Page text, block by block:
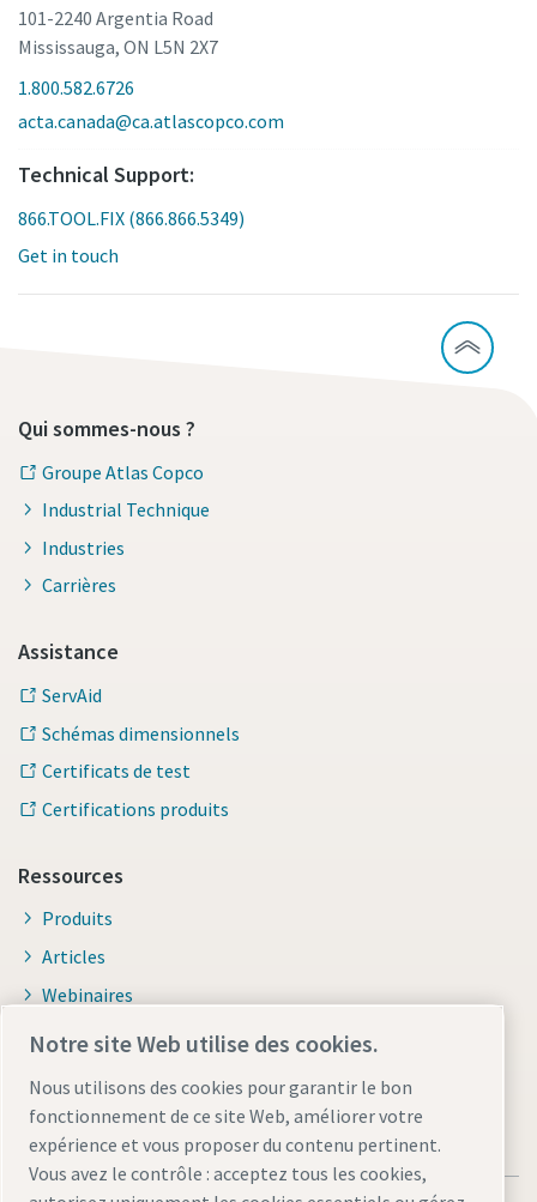
101-2240 Argentia Road
Mississauga, ON L5N 2X7
1.800.582.6726
acta.canada@ca.atlascopco.com
Technical Support:
866.TOOL.FIX (866.866.5349)
Get in touch
Qui sommes-nous ?
Groupe Atlas Copco
Industrial Technique
Industries
Carrières
Assistance
ServAid
Schémas dimensionnels
Certificats de test
Certifications produits
Ressources
Produits
Articles
Webinaires
Brochures et catalogues
Notre site Web utilise des cookies.
Nous utilisons des cookies pour garantir le bon
fonctionnement de ce site Web, améliorer votre
expérience et vous proposer du contenu pertinent.
Vous avez le contrôle : acceptez tous les cookies,